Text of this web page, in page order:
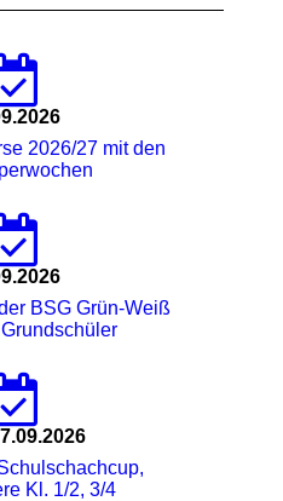
2026/27 mit den
BSG Grün-Weiß
Kl. 1/2, 3/4